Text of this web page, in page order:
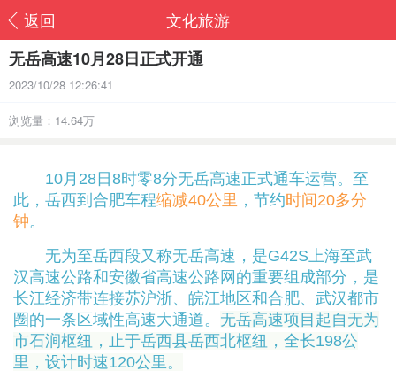
返回
文化旅游
无岳高速10月28日正式开通
2023/10/28 12:26:41
浏览量：14.64万
10月28日8时零8分无岳高速正式通车运营。至
此， 岳西到合肥车程缩减40公里 ，节约时间20多分
钟。
无为至岳西段又称无岳高速，是G42S上海至武
汉高速公路和安徽省高速公路网的重要组成部分，是
长江经济带连接苏沪浙、皖江地区和合肥、武汉都市
圈的一条区域性高速大通道。 无岳高速项目起自无为
市石涧枢纽，止于岳西县岳西北枢纽，全长198公
里，设计时速120公里。